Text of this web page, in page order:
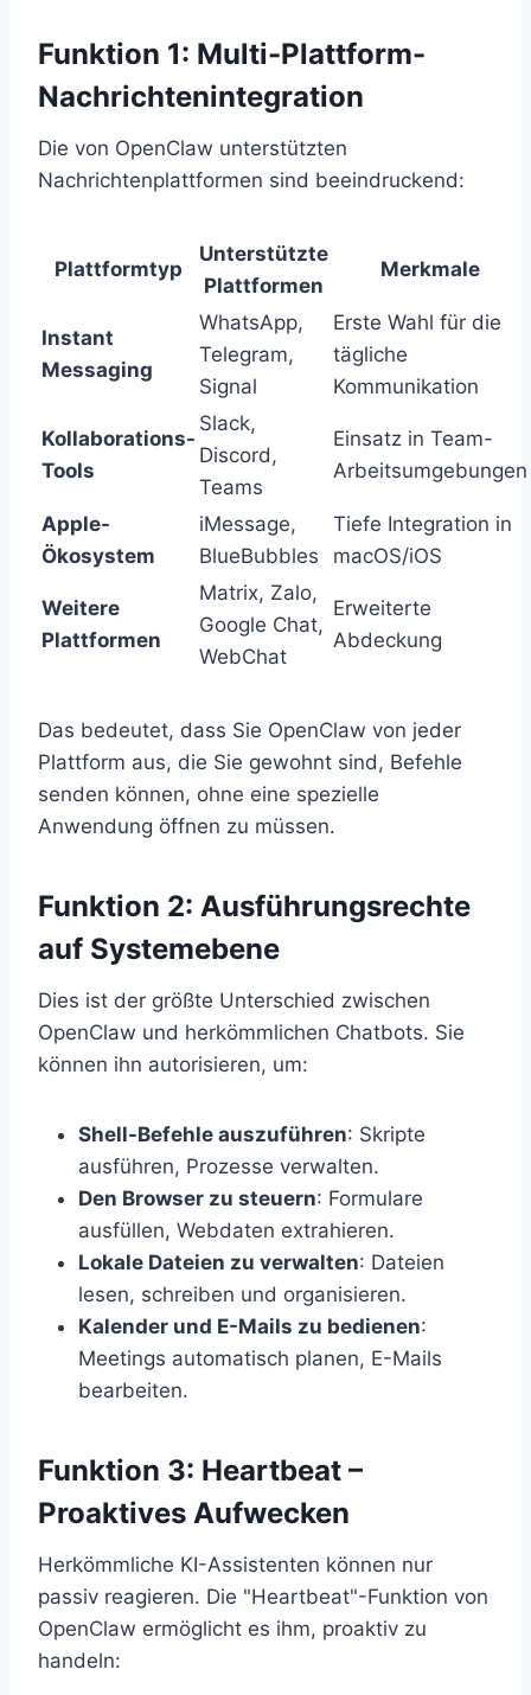
Funktion 1: Multi-Plattform-
Nachrichtenintegration
Die von OpenClaw unterstützten
Nachrichtenplattformen sind beeindruckend:
Plattformtyp
Unterstützte
Plattformen
Merkmale
Instant
Messaging
WhatsApp,
Telegram,
Signal
Erste Wahl für die
tägliche
Kommunikation
Kollaborations-
Tools
Slack,
Discord,
Teams
Einsatz in Team-
Arbeitsumgebungen
Apple-
Ökosystem
iMessage,
BlueBubbles
Tiefe Integration in
macOS/iOS
Weitere
Plattformen
Matrix, Zalo,
Google Chat,
WebChat
Erweiterte
Abdeckung
Das bedeutet, dass Sie OpenClaw von jeder
Plattform aus, die Sie gewohnt sind, Befehle
senden können, ohne eine spezielle
Anwendung öffnen zu müssen.
Funktion 2: Ausführungsrechte
auf Systemebene
Dies ist der größte Unterschied zwischen
OpenClaw und herkömmlichen Chatbots. Sie
können ihn autorisieren, um:
Shell-Befehle auszuführen: Skripte
ausführen, Prozesse verwalten.
Den Browser zu steuern: Formulare
ausfüllen, Webdaten extrahieren.
Lokale Dateien zu verwalten: Dateien
lesen, schreiben und organisieren.
Kalender und E-Mails zu bedienen:
Meetings automatisch planen, E-Mails
bearbeiten.
Funktion 3: Heartbeat –
Proaktives Aufwecken
Herkömmliche KI-Assistenten können nur
passiv reagieren. Die "Heartbeat"-Funktion von
OpenClaw ermöglicht es ihm, proaktiv zu
handeln: